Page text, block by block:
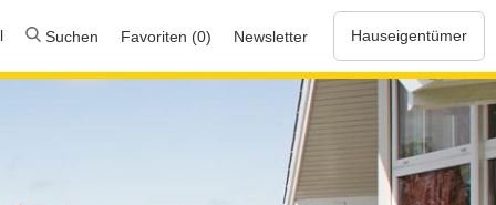
Suchen Favoriten (0) Newsletter Hauseigentümer